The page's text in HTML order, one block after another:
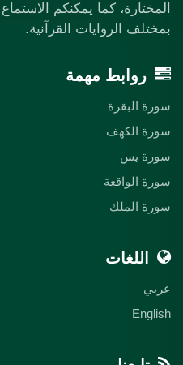
المختارة، كما يمكنكم
بمختلف الروايات القرآنية.
روابط مهمة
سورة البقرة
سورة الكهف
سورة يس
سورة الواقعة
سورة الملك
اللغات
عربي
English